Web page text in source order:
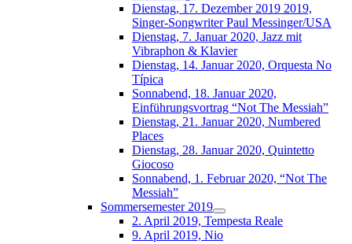
Dienstag, 17. Dezember 2019 2019,
Singer-Songwriter Paul Messinger/USA
Dienstag, 7. Januar 2020, Jazz mit
Vibraphon & Klavier
Dienstag, 14. Januar 2020, Orquesta No
Típica
Sonnabend, 18. Januar 2020,
Einführungsvortrag “Not The Messiah”
Dienstag, 21. Januar 2020, Numbered
Places
Dienstag, 28. Januar 2020, Quintetto
Giocoso
Sonnabend, 1. Februar 2020, “Not The
Messiah”
Sommersemester 2019
2. April 2019, Tempesta Reale
9. April 2019, Nio